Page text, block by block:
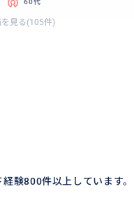
60代
見る(105件)
験800件以上しています。